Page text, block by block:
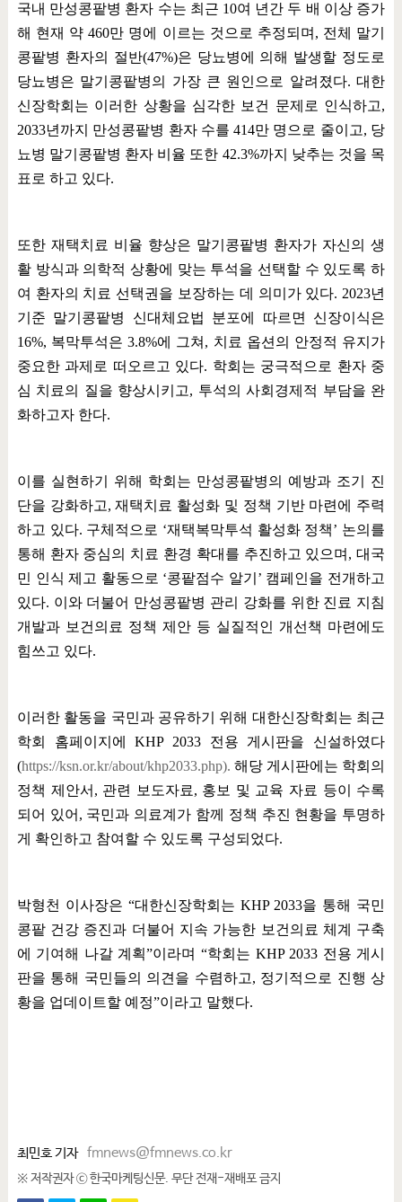
국내 만성콩팥병 환자 수는 최근 10여 년간 두 배 이상 증가
해 현재 약460만 명에 이르는 것으로 추정되며 , 전체 말기
콩팥병 환자의 절반(47%)은 당뇨병에 의해 발생할 정도로
당뇨병은 말기콩팥병의 가장 큰 원인으로 알려졌다.대한
신장학회는 이러한 상황을 심각한 보건 문제로 인식하고,
2033년까지 만성콩팥병 환자 수를414만 명으로 줄이고, 당
뇨병 말기콩팥병 환자 비율 또한 42.3%까지 낮추는 것을 목
표로 하고 있다.
또한 재택치료 비율 향상은 말기콩팥병 환자가 자신의 생
활 방식과 의학적 상황에 맞는 투석을 선택할 수 있도록 하
여 환자의 치료 선택권을 보장하는 데 의미가 있다. 2023년
기준 말기콩팥병 신대체요법 분포에 따르면 신장이식은
16%, 복막투석은3.8%에 그쳐 , 치료 옵션의 안정적 유지가
중요한 과제로 떠오르고 있다. 학회는 궁극적으로 환자 중
심 치료의 질을 향상시키고, 투석의 사회경제적 부담을 완
화하고자 한다.
이를 실현하기 위해 학회는 만성콩팥병의 예방과 조기 진
단을 강화하고,재택치료 활성화 및 정책 기반 마련에 주력
하고 있다. 구체적으로 ‘재택복막투석 활성화 정책’ 논의를
통해 환자 중심의 치료 환경 확대를 추진하고 있으며 ,대국
민 인식 제고 활동으로 ‘콩팥점수 알기 ’ 캠페인을 전개하고
있다. 이와 더불어 만성콩팥병 관리 강화를 위한 진료 지침
개발과 보건의료 정책 제안 등 실질적인 개선책 마련에도
힘쓰고 있다.
이러한 활동을 국민과 공유하기 위해 대한신장학회는 최근
학회 홈페이지에KHP 2033 전용 게시판을 신설하였다
(https://ksn.or.kr/about/khp2033.php). 해당 게시판에는 학회의
정책 제안서 , 관련 보도자료, 홍보 및 교육 자료 등이 수록
되어 있어 , 국민과 의료계가 함께 정책 추진 현황을 투명하
게 확인하고 참여할 수 있도록 구성되었다.
박형천 이사장은 “대한신장학회는 KHP 2033을 통해 국민
콩팥 건강 증진과 더불어 지속 가능한 보건의료 체계 구축
에 기여해 나갈 계획”이라며 “학회는 KHP 2033 전용 게시
판을 통해 국민들의 의견을 수렴하고, 정기적으로 진행 상
황을 업데이트할 예정”이라고 말했다.
최민호 기자 fmnews@fmnews.co.kr
※ 저작권자 ⓒ 한국마케팅신문. 무단 전재-재배포 금지